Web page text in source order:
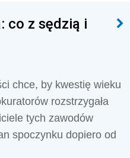
co z sędzią i
chce, by kwestię wieku
rozstrzygała
tych zawodów
spoczynku dopiero od